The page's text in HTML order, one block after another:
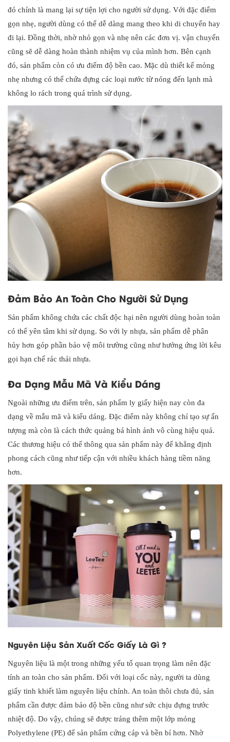
đó chính là mang lại sự tiện lợi cho người sử dụng. Với đặc điểm
gọn nhẹ, người dùng có thể dễ dàng mang theo khi di chuyển hay
đi lại. Đồng thời, nhờ nhỏ gọn và nhẹ nên các đơn vị. vận chuyển
cũng sẽ dễ dàng hoàn thành nhiệm vụ của mình hơn. Bên cạnh
đó, sản phẩm còn có ưu điểm độ bền cao. Mặc dù thiết kế mỏng
nhẹ nhưng có thể chứa đựng các loại nước từ nóng đến lạnh mà
không lo rách trong quá trình sử dụng.
Đảm Bảo An Toàn Cho Người Sử Dụng
Sản phẩm không chứa các chất độc hại nên người dùng hoàn toàn
có thể yên tâm khi sử dụng. So với ly nhựa, sản phẩm dễ phân
hủy hơn góp phần bảo vệ môi trường cũng như hưởng ứng lời kêu
gọi hạn chế rác thải nhựa.
Đa Dạng Mẫu Mã Và Kiểu Dáng
Ngoài những ưu điểm trên, sản phẩm ly giấy hiện nay còn đa
dạng về mẫu mã và kiểu dáng. Đặc điểm này không chỉ tạo sự ấn
tượng mà còn là cách thức quảng bá hình ảnh vô cùng hiệu quả.
Các thương hiệu có thể thông qua sản phẩm này để khẳng định
phong cách cũng như tiếp cận với nhiều khách hàng tiềm năng
hơn.
Nguyên Liệu Sản Xuất Cốc Giấy Là Gì ?
Nguyên liệu là một trong những yếu tố quan trọng làm nên đặc
tính an toàn cho sản phẩm. Đối với loại cốc này, người ta dùng
giấy tinh khiết làm nguyên liệu chính. An toàn thôi chưa đủ, sản
phẩm cần được đảm bảo độ bền cũng như sức chịu đựng trước
nhiệt độ. Do vậy, chúng sẽ được tráng thêm một lớp mỏng
Polyethylene (PE) để sản phẩm cứng cáp và bền bỉ hơn. Nhờ